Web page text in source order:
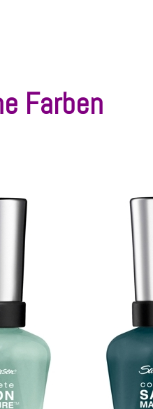
Farben